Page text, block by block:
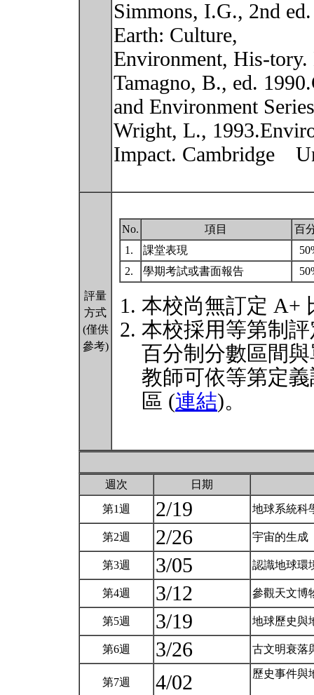
Simmons, I.G., 2nd
Earth: Culture,
Environment, His-
Tamagno, B., ed.
and Environment
Wright, L.,
Impact. Cambridge
評量
方式
(僅供
參考)
No. 項目
百
1.
課堂表現
2.
學期考試或書面報告
本校尚無訂定 A+
本校採用等第制
百分制分數區間
教師可依等第定
區 (連結)。
週次 日期
第1週 2/19 地球系統
第2週 2/26 宇宙的生成
第3週 3/05 認識地球環
第4週 3/12 參觀天文博
第5週 3/19 地球歷史與
第6週 3/26 古文明衰落
第7週 4/02 歷史事件與